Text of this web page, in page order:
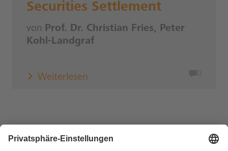
Securities Settlement
von Prof. Dr. Christian Fries, Peter
Kohl-Landgraf
Weiterlesen